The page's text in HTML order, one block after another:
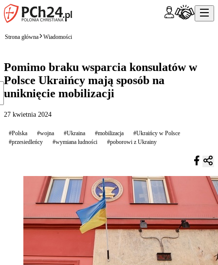
Strona główna Wiadomości
Pomimo braku wsparcia konsulatów w
Polsce Ukraińcy mają sposób na
uniknięcie mobilizacji
27 kwietnia 2024
#Polska #wojna #Ukraina #mobilizacja
#Ukraińcy w Polsce
#przesiedleńcy
#wymiana ludności #poborowi z Ukrainy